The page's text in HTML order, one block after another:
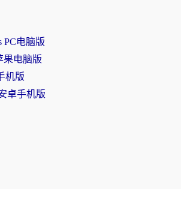
PC电脑版
果电脑版
机版
卓手机版